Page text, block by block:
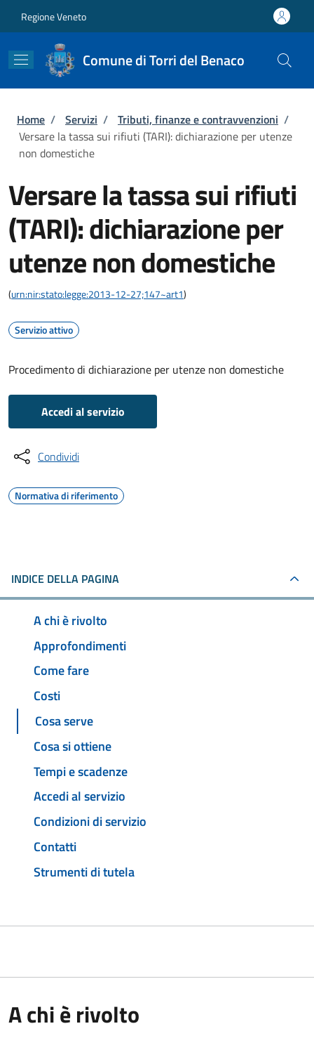
Regione Veneto
Comune di Torri del Benaco
Briciole di pane
Home / Servizi / Tributi, finanze e contravvenzioni /
Versare la tassa sui rifiuti (TARI): dichiarazione per utenze
non domestiche
Versare la tassa sui rifiuti
(TARI): dichiarazione per
utenze non domestiche
(urn:nir:stato:legge:2013-12-27;147~art1)
Servizio attivo
Procedimento di dichiarazione per utenze non domestiche
Accedi al servizio
Condividi
Normativa di riferimento
INDICE DELLA PAGINA
A chi è rivolto
Approfondimenti
Come fare
Costi
Cosa serve
Cosa si ottiene
Tempi e scadenze
Accedi al servizio
Condizioni di servizio
Contatti
Strumenti di tutela
A chi è rivolto